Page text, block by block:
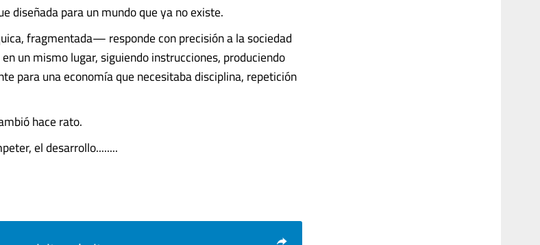
diseñada para un mundo que ya no existe.
fragmentada— responde con precisión a la sociedad
un mismo lugar, siguiendo instrucciones, produciendo
para una economía que necesitaba disciplina, repetición
hace rato.
el desarrollo........